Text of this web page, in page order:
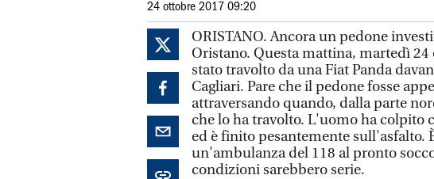
24 ottobre 2017 09:20
ORISTANO. Ancora un pedone
Oristano. Questa mattina, martedì
stato travolto da una Fiat Panda
Cagliari. Pare che il pedone fosse
attraversando quando, dalla parte
che lo ha travolto. L'uomo ha colpito
ed è finito pesantemente sull'asfalto.
un'ambulanza del 118 al pronto
condizioni sarebbero serie.